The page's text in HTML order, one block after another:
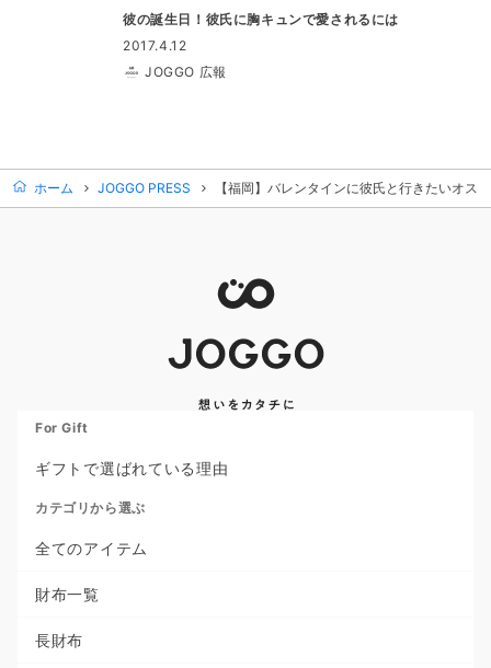
彼の誕生日！彼氏に胸キュンで愛されるには
2017.4.12
JOGGO 広報
ホーム JOGGO PRESS 【福岡】バレンタインに彼氏と行きたいオス
For Gift
ギフトで選ばれている理由
カテゴリから選ぶ
全てのアイテム
財布一覧
長財布